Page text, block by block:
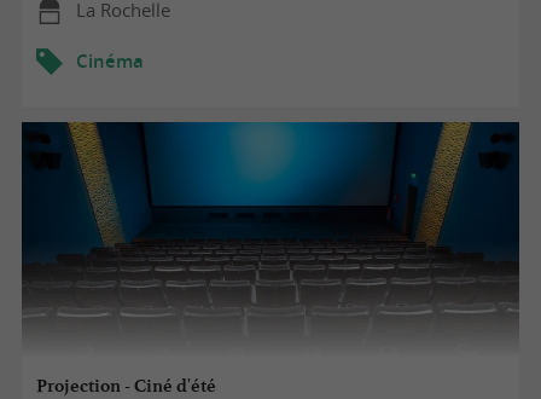
La Rochelle
Cinéma
Projection - Ciné d'été